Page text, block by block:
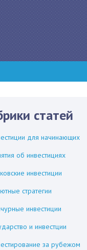
статей
для начинающих
об инвестициях
инвестиции
стратегии
инвестиции
и инвестции
за рубежом